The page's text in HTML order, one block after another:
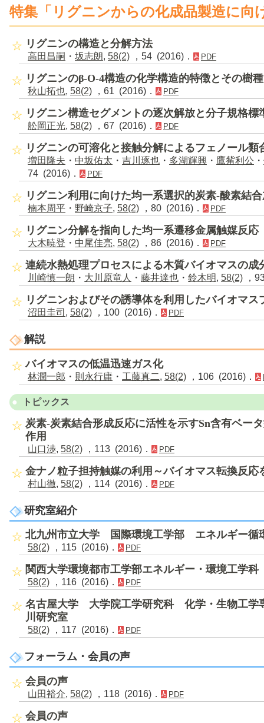
特集「リグニンからの化成品製造に向
リグニンの構造と分解方法
高田昌嗣 ・ 坂志朗, 58(2) ，54 (2016)． PDF
リグニンのβ-O-4構造の化学構造的特徴とその樹
秋山拓也, 58(2) ，61 (2016)． PDF
リグニン構造セグメントの逐次解放と分子規格標
舩岡正光, 58(2) ，67 (2016)． PDF
リグニンの可溶化と接触分解によるフェノール類
増田隆夫 ・ 中坂佑太 ・ 吉川琢也 ・ 多湖輝興 ・ 鷹觜利公 ・
74 (2016)．
PDF
リグニン利用に向けた均一系選択的炭素-酸素結
楠本周平 ・ 野崎京子, 58(2) ，80 (2016)． PDF
リグニン分解を指向した均一系遷移金属触媒反応
大木暁登 ・ 中尾佳亮, 58(2) ，86 (2016)． PDF
連続水熱処理プロセスによる木質バイオマスの成
川崎慎一朗 ・ 大川原竜人 ・ 藤井達也 ・ 鈴木明, 58(2) ，
リグニンおよびその誘導体を利用したバイオマ
沼田圭司 , 58(2) ，100 (2016)． PDF
解説
バイオマスの低温迅速ガス化
林潤一郎 ・ 則永行庸 ・ 工藤真二, 58(2) ，106 (2016)．
トピックス
炭素-炭素結合形成反応に活性を示すSn含有ベー
作用
山口渉, 58(2) ，113 (2016)． PDF
金ナノ粒子担持触媒の利用～バイオマス転換反応
村山徹, 58(2) ，114 (2016)． PDF
研究室紹介
北九州市立大学 国際環境工学部 エネルギー循
58(2) ，115 (2016)． PDF
関西大学環境都市工学部エネルギー・環境工学
58(2) ，116 (2016)． PDF
名古屋大学 大学院工学研究科 化学・生物工
川研究室
58(2) ，117 (2016)． PDF
フォーラム・会員の声
会員の声
山田裕介, 58(2) ，118 (2016)． PDF
会員の声